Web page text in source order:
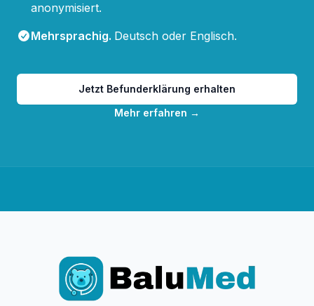
anonymisiert.
Mehrsprachig. Deutsch oder Englisch.
Jetzt Befunderklärung erhalten
Mehr erfahren →